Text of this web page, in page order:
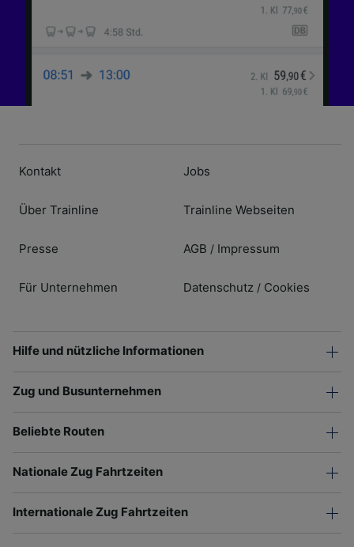
Kontakt
Über Trainline
Presse
Für Unternehmen
Jobs
Trainline Webseiten
AGB / Impressum
Datenschutz / Cookies
Hilfe und nützliche Informationen
Zug und Busunternehmen
Beliebte Routen
Nationale Zug Fahrtzeiten
Internationale Zug Fahrtzeiten